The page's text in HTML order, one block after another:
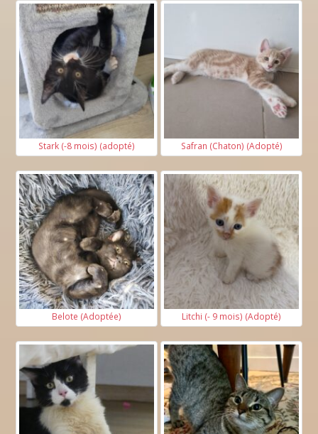
Stark (-8 mois) (adopté) Safran (Chaton) (Adopté)
Belote (Adoptée) Litchi (- 9 mois) (Adopté)